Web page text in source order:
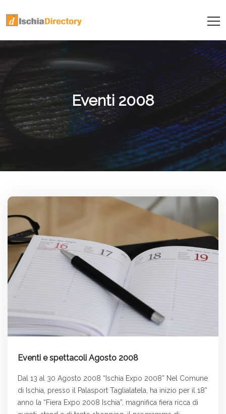
Eventi 2008
Eventi e spettacoli Agosto 2008
Dal 13 al 30 Agosto 2008 “Ischia Expo 2008” Nel Comune
di Ischia, presso il Palasport Taglialatela, ha inizio per il 18°
anno la “Fiera Expo 2008 Ischia”, magnifica fiera ricca di